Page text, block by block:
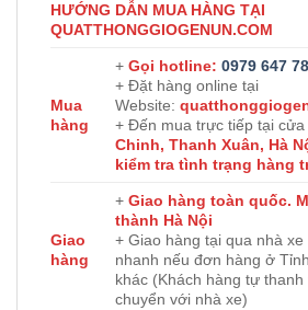
HƯỚNG DẪN MUA HÀNG TẠI
QUATTHONGGIOGENUN.COM
Mua
hàng
+ Gọi hotline: 0979 647
+ Đặt hàng online tại
Website:
+ Đến mua trực tiếp tại cửa
Chinh, Thanh Xuân, Hà
kiểm tra tình trạng hàng
Giao
hàng
+ Giao hàng toàn quốc.
thành Hà Nội
+ Giao hàng tại qua nhà
nhanh nếu đơn hàng ở
khác (Khách hàng tự
chuyển với nhà xe)